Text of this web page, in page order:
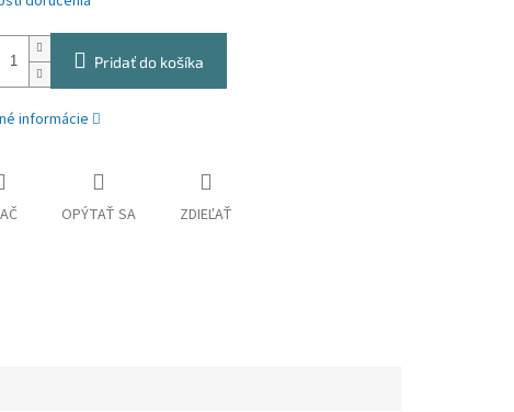
Pridať do košíka
informácie
OPÝTAŤ SA ZDIEĽAŤ